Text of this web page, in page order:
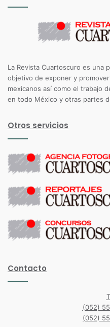
La Revista Cuartoscuro es una
objetivo de exponer y
mexicanos así como el trabajo
en todo México y otras partes
Otros servicios
Contacto
(052)
(052)